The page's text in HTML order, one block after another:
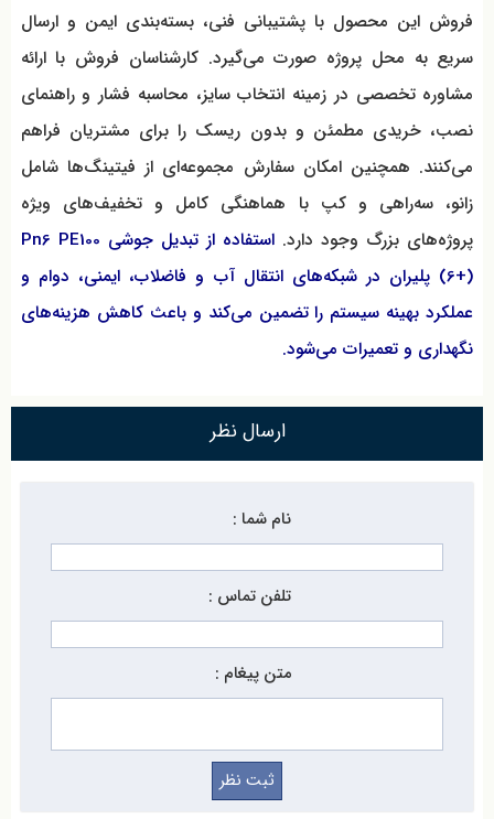
فروش این محصول با پشتیبانی فنی، بسته‌بندی ایمن و ارسال
سریع به محل پروژه صورت می‌گیرد. کارشناسان فروش با ارائه
مشاوره تخصصی در زمینه انتخاب سایز، محاسبه فشار و راهنمای
نصب، خریدی مطمئن و بدون ریسک را برای مشتریان فراهم
می‌کنند. همچنین امکان سفارش مجموعه‌ای از فیتینگ‌ها شامل
زانو، سه‌راهی و کپ با هماهنگی کامل و تخفیف‌های ویژه
پروژه‌های بزرگ وجود دارد.
استفاده از تبدیل جوشی Pn6 PE100
(6+) پلیران در شبکه‌های انتقال آب و فاضلاب، ایمنی، دوام و
عملکرد بهینه سیستم را تضمین می‌کند و باعث کاهش هزینه‌های
نگهداری و تعمیرات می‌شود.
ارسال نظر
نام شما :
تلفن تماس :
متن پیغام :